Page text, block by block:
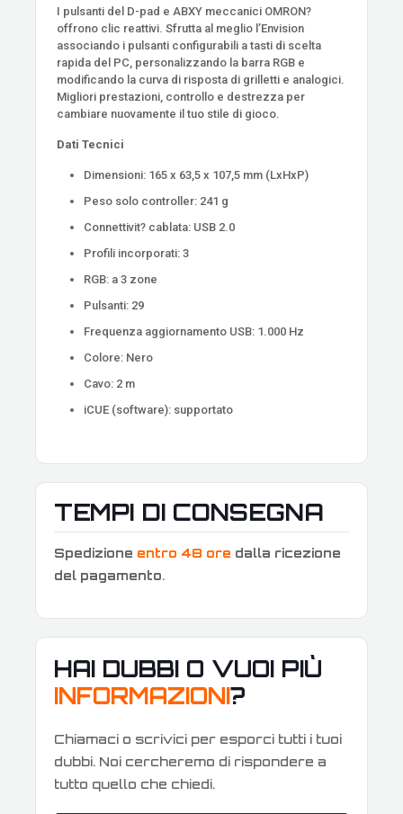
I pulsanti del D-pad e ABXY meccanici OMRON?
offrono clic reattivi. Sfrutta al meglio l’Envision
associando i pulsanti configurabili a tasti di scelta
rapida del PC, personalizzando la barra RGB e
modificando la curva di risposta di grilletti e analogici.
Migliori prestazioni, controllo e destrezza per
cambiare nuovamente il tuo stile di gioco.
Dati Tecnici
Dimensioni: 165 x 63,5 x 107,5 mm (LxHxP)
Peso solo controller: 241 g
Connettivit? cablata: USB 2.0
Profili incorporati: 3
RGB: a 3 zone
Pulsanti: 29
Frequenza aggiornamento USB: 1.000 Hz
Colore: Nero
Cavo: 2 m
iCUE (software): supportato
TEMPI DI CONSEGNA
Spedizione entro 48 ore dalla ricezione
del pagamento.
HAI DUBBI O VUOI PIÙ
INFORMAZIONI?
Chiamaci o scrivici per esporci tutti i tuoi
dubbi. Noi cercheremo di rispondere a
tutto quello che chiedi.